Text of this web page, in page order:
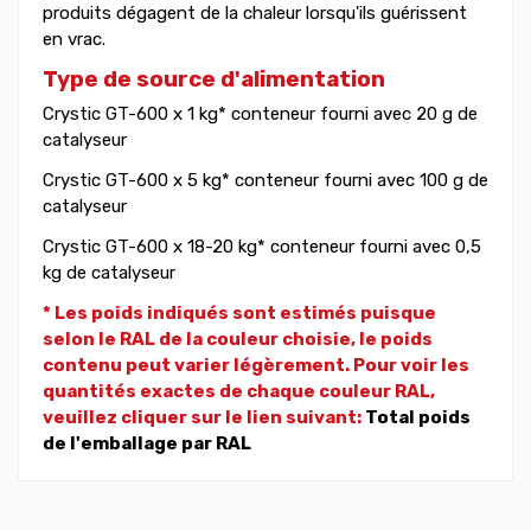
produits dégagent de la chaleur lorsqu'ils guérissent
en vrac.
Type de source d'alimentation
Crystic GT-600 x 1 kg* conteneur fourni avec 20 g de
catalyseur
Crystic GT-600 x 5 kg* conteneur fourni avec 100 g de
catalyseur
Crystic GT-600 x 18-20 kg* conteneur fourni avec 0,5
kg de catalyseur
* Les poids indiqués sont estimés puisque
selon le RAL de la couleur choisie, le poids
contenu peut varier légèrement. Pour voir les
quantités exactes de chaque couleur RAL,
veuillez cliquer sur le lien suivant: Total poids
de l'emballage par RAL